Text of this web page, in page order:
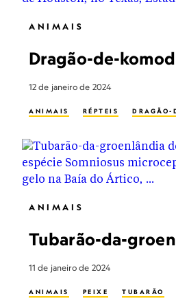
ANIMAIS
Dragão-de-
12 de janeiro de 2024
ANIMAIS RÉPTEIS DRAGÃO-
ANIMAIS
Tubarão-da-
11 de janeiro de 2024
ANIMAIS PEIXE
TUBARÃO